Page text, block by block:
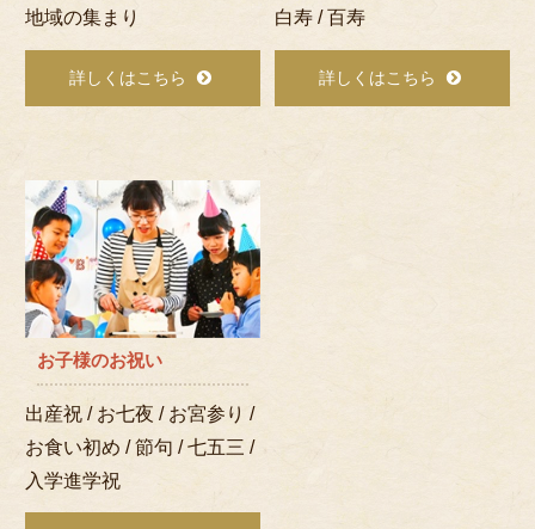
地域の集まり
詳しくはこちら
白寿 / 百寿
詳しくはこちら
お子様のお祝い
出産祝 / お七夜 / お宮参り /
お食い初め / 節句 / 七五三 /
入学進学祝